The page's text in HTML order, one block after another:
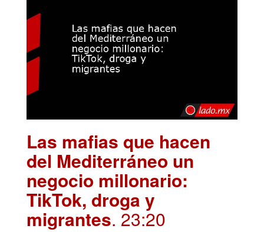
Las mafias que hacen
del Mediterráneo un
negocio millonario:
TikTok, droga y
migrantes. 23:20